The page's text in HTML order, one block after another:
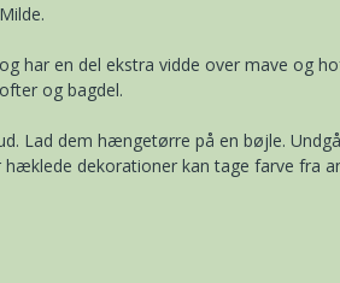
har en del ekstra vidde over mave og
og bagdel.
Lad dem hængetørre på en bøjle.
dekorationer kan tage farve fra